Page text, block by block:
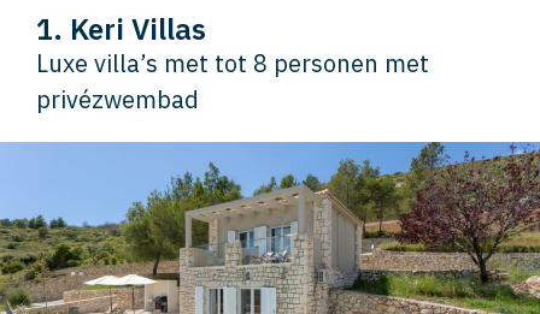
1. Keri Villas
Luxe villa’s met tot 8 personen met
privézwembad